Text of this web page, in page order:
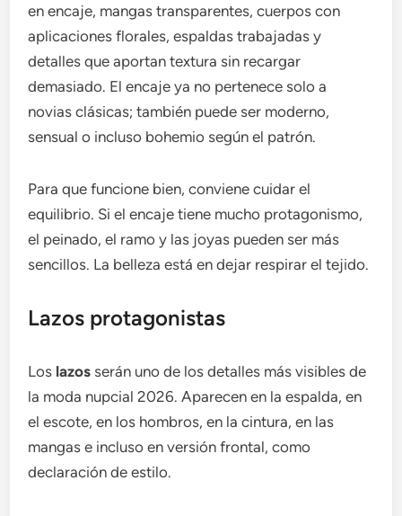
en encaje, mangas transparentes, cuerpos con
aplicaciones florales, espaldas trabajadas y
detalles que aportan textura sin recargar
demasiado. El encaje ya no pertenece solo a
novias clásicas; también puede ser moderno,
sensual o incluso bohemio según el patrón.
Para que funcione bien, conviene cuidar el
equilibrio. Si el encaje tiene mucho protagonismo,
el peinado, el ramo y las joyas pueden ser más
sencillos. La belleza está en dejar respirar el tejido.
Lazos protagonistas
Los lazos serán uno de los detalles más visibles de
la moda nupcial 2026. Aparecen en la espalda, en
el escote, en los hombros, en la cintura, en las
mangas e incluso en versión frontal, como
declaración de estilo.